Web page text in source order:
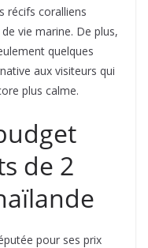
récifs coralliens
vie marine. De plus,
quelques
aux visiteurs qui
plus calme.
de 2
pour ses prix